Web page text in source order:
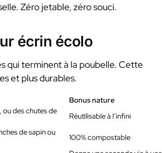
Zéro jetable, zéro souci.
écrin écolo
qui terminent à la poubelle. Cette
et plus durables.
Bonus nature
ou des chutes de
Réutilisable à l’infini
de sapin ou
100% compostable